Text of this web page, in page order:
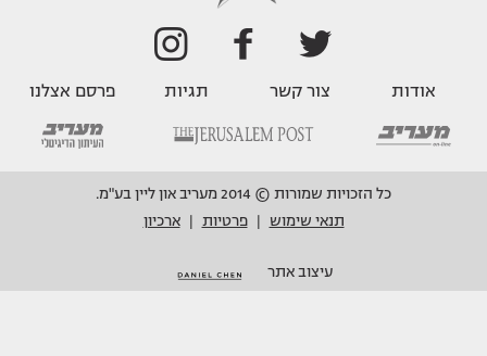
אודות צור קשר תגיות פרסם אצלנו
כל הזכויות שמורות © 2014 מעריב און ליין בע"מ.
תנאי שימוש
פרטיות ארכיון
עיצוב אתר